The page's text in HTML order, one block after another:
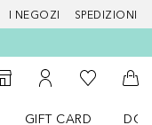
I NEGOZI SPEDIZIONI
StorefinderAl Mio Account
Alla Mia
Al
GIFT CARD